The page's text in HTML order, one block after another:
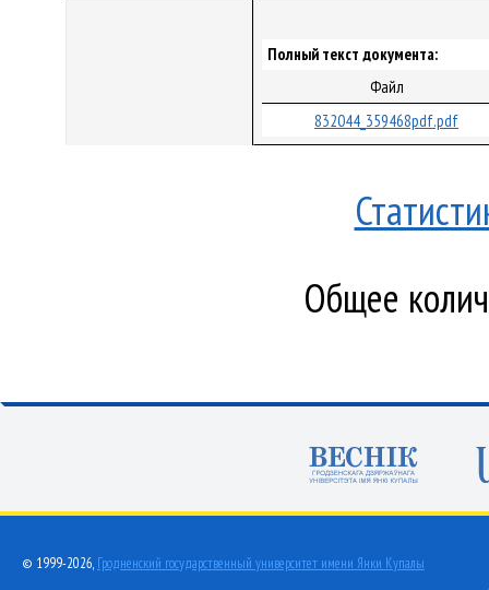
Полный текст документа:
Файл
832044_359468pdf.pdf
Общее
© 1999-2026, Гродненский государственный университет имени Янки Купалы